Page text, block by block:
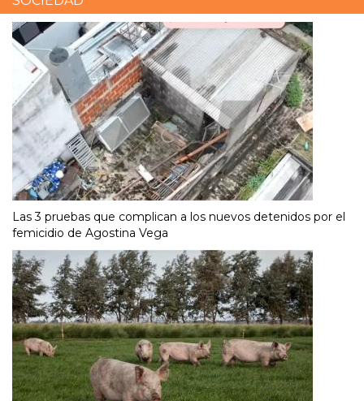
Las 3 pruebas que complican a los nuevos detenidos por el
femicidio de Agostina Vega